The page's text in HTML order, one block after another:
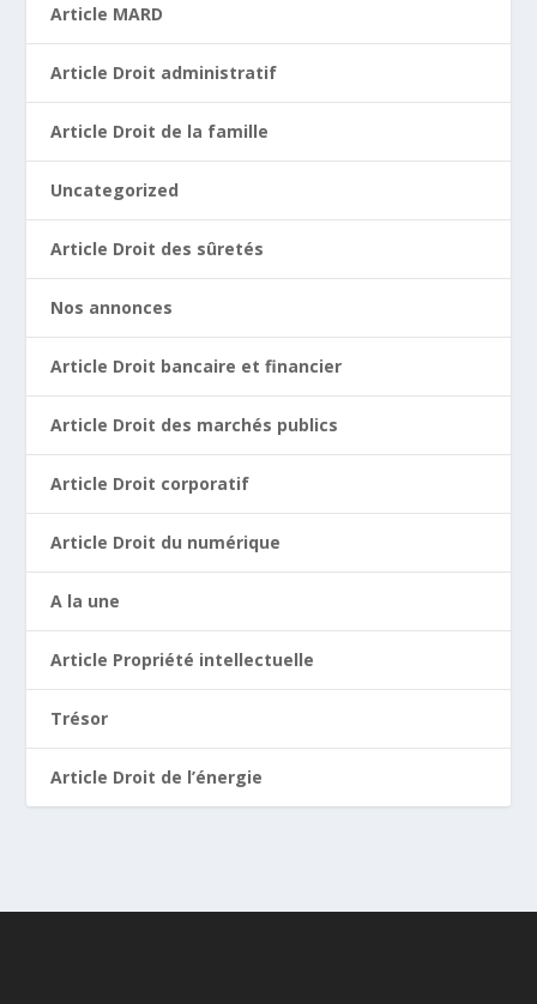
Article MARD
Article Droit administratif
Article Droit de la famille
Uncategorized
Article Droit des sûretés
Nos annonces
Article Droit bancaire et financier
Article Droit des marchés publics
Article Droit corporatif
Article Droit du numérique
A la une
Article Propriété intellectuelle
Trésor
Article Droit de l’énergie